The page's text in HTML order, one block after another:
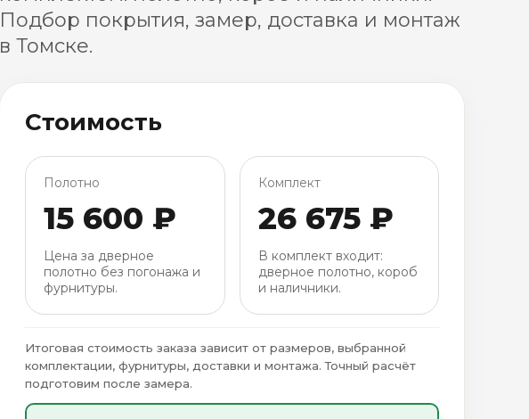
Подбор покрытия, замер, доставка и монтаж
в Томске.
Стоимость
Полотно
15 600 ₽
Цена за дверное
полотно без погонажа и
фурнитуры.
Комплект
26 675 ₽
В комплект входит:
дверное полотно, короб
и наличники.
Итоговая стоимость заказа зависит от размеров, выбранной
комплектации, фурнитуры, доставки и монтажа. Точный расчёт
подготовим после замера.